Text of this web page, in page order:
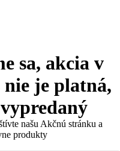
sa, akcia v
je platná,
našu Akčnú stránku a
produkty